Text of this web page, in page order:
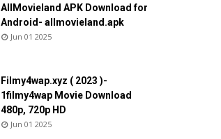
AllMovieland APK Download for
Android- allmovieland.apk
Jun 01 2025
Filmy4wap.xyz ( 2023 )-
1filmy4wap Movie Download
480p, 720p HD
Jun 01 2025